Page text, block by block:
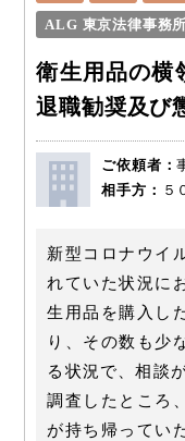
ALG 東京法律事務所
衛生用品の横
退職勧奨及び
ご依頼者：
相手方： ５
新型コロナウイ
れていた状況に
生用品を購入し
り、その数も少
る状況で、相談
調査したところ
が持ち帰ってい